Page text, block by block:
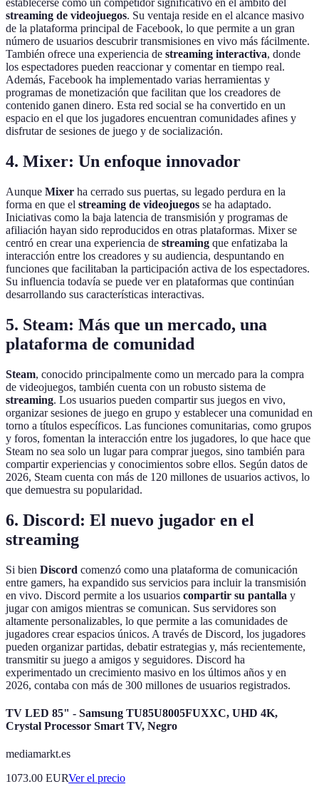
establecerse como un competidor significativo en el ámbito del
streaming de videojuegos. Su ventaja reside en el alcance masivo
de la plataforma principal de Facebook, lo que permite a un gran
número de usuarios descubrir transmisiones en vivo más fácilmente.
También ofrece una experiencia de streaming interactiva, donde
los espectadores pueden reaccionar y comentar en tiempo real.
Además, Facebook ha implementado varias herramientas y
programas de monetización que facilitan que los creadores de
contenido ganen dinero. Esta red social se ha convertido en un
espacio en el que los jugadores encuentran comunidades afines y
disfrutar de sesiones de juego y de socialización.
4. Mixer: Un enfoque innovador
Aunque Mixer ha cerrado sus puertas, su legado perdura en la
forma en que el streaming de videojuegos se ha adaptado.
Iniciativas como la baja latencia de transmisión y programas de
afiliación hayan sido reproducidos en otras plataformas. Mixer se
centró en crear una experiencia de streaming que enfatizaba la
interacción entre los creadores y su audiencia, despuntando en
funciones que facilitaban la participación activa de los espectadores.
Su influencia todavía se puede ver en plataformas que continúan
desarrollando sus características interactivas.
5. Steam: Más que un mercado, una
plataforma de comunidad
Steam, conocido principalmente como un mercado para la compra
de videojuegos, también cuenta con un robusto sistema de
streaming. Los usuarios pueden compartir sus juegos en vivo,
organizar sesiones de juego en grupo y establecer una comunidad en
torno a títulos específicos. Las funciones comunitarias, como grupos
y foros, fomentan la interacción entre los jugadores, lo que hace que
Steam no sea solo un lugar para comprar juegos, sino también para
compartir experiencias y conocimientos sobre ellos. Según datos de
2026, Steam cuenta con más de 120 millones de usuarios activos, lo
que demuestra su popularidad.
6. Discord: El nuevo jugador en el
streaming
Si bien Discord comenzó como una plataforma de comunicación
entre gamers, ha expandido sus servicios para incluir la transmisión
en vivo. Discord permite a los usuarios compartir su pantalla y
jugar con amigos mientras se comunican. Sus servidores son
altamente personalizables, lo que permite a las comunidades de
jugadores crear espacios únicos. A través de Discord, los jugadores
pueden organizar partidas, debatir estrategias y, más recientemente,
transmitir su juego a amigos y seguidores. Discord ha
experimentado un crecimiento masivo en los últimos años y en
2026, contaba con más de 300 millones de usuarios registrados.
TV LED 85" - Samsung TU85U8005FUXXC, UHD 4K,
Crystal Processor Smart TV, Negro
mediamarkt.es
1073.00 EURVer el precio